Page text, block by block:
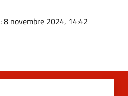
: 8 novembre 2024, 14:42